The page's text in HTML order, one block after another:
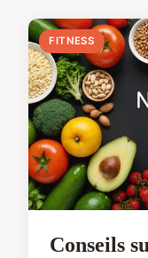
FITNESS
Conseils